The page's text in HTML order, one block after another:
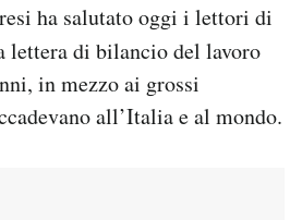
ha salutato oggi i lettori di
lettera di bilancio del lavoro
in mezzo ai grossi
all’Italia e al mondo.